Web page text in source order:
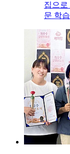
집으
문 학